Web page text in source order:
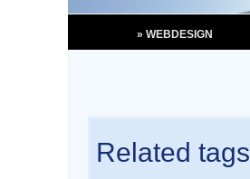
Related tags
» WEBDESIGN